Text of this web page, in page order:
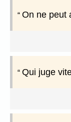
On ne peut
Qui juge